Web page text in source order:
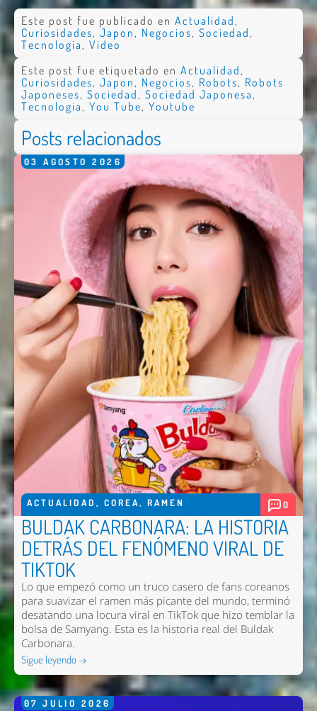
Este post fue publicado en Actualidad,
Curiosidades, Japon, Negocios, Sociedad,
Tecnologia, Video
Este post fue etiquetado en Actualidad,
Curiosidades, Japon, Negocios, Robots, Robots
Japoneses, Sociedad, Sociedad Japonesa,
Tecnologia, You Tube, Youtube
Posts relacionados
03 AGOSTO 2026
ACTUALIDAD , COREA, RAMEN 0
BULDAK CARBONARA: LA HISTORIA
DETRÁS DEL FENÓMENO VIRAL DE
TIKTOK
Lo que empezó como un truco casero de fans coreanos
para suavizar el ramen más picante del mundo, terminó
desatando una locura viral en TikTok que hizo temblar la
bolsa de Samyang. Esta es la historia real del Buldak
Carbonara.
Sigue leyendo →
07 JULIO 2026